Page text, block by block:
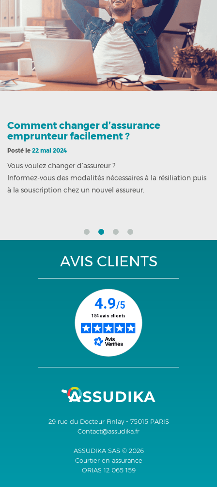
Comment changer d’assurance
emprunteur facilement ?
Posté le 22 mai 2024
Vous voulez changer d’assureur ?
Informez-vous des modalités nécessaires à la résiliation puis
à la souscription chez un nouvel assureur.
AVIS CLIENTS
29 rue du Docteur Finlay - 75015 PARIS
Contact@assudika.fr
ASSUDIKA SAS © 2026
Courtier en assurance
ORIAS 12 065 159